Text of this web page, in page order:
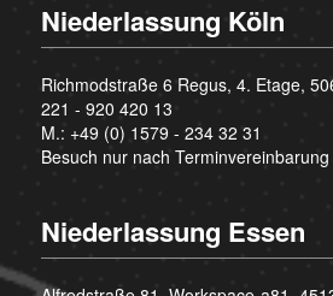
Niederlassung Köln
Richmodstraße 6 Regus, 4. Etage,
221 - 920 420 13
M.: +49 (0) 1579 - 234 32 31
Besuch nur nach Terminvereinbarung
Niederlassung Essen